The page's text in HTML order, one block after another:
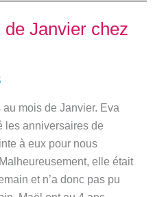
Janvier chez
mois de Janvier. Eva
les anniversaires de
à eux pour nous
elle était
et n’a donc pas pu